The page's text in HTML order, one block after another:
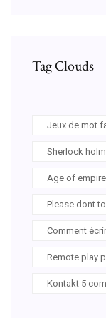
Tag Clouds
Jeux de mot
Sherlock
Age of
Please dont
Comment
Remote play
Kontakt 5